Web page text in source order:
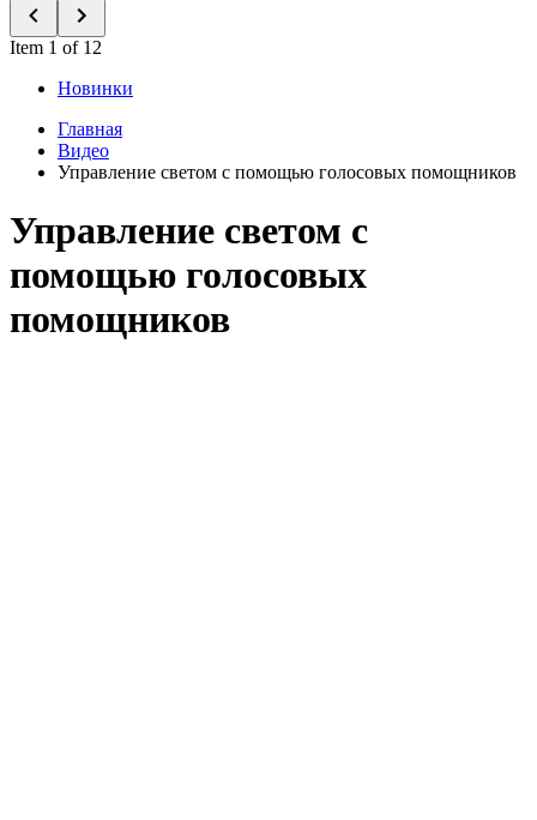
Item 1 of 12
Новинки
Главная
Видео
Управление светом с помощью голосовых помощников
Управление светом с
помощью голосовых
помощников